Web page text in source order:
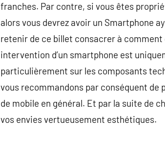
franches. Par contre, si vous êtes
alors vous devrez avoir un Smartphone
retenir de ce billet consacrer à comment
intervention d’un smartphone est
particulièrement sur les composants
vous recommandons par conséquent de
de mobile en général. Et par la suite de
vos envies vertueusement esthétiques.